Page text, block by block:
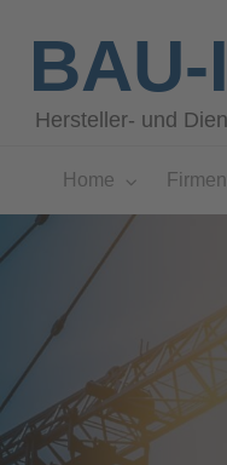
Hersteller- und
Home